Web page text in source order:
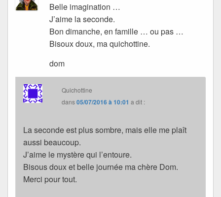
Belle imagination …
J’aime la seconde.
Bon dimanche, en famille … ou pas …
Bisoux doux, ma quichottine.
dom
Quichottine
dans05/07/2016 à 10:01 a dit :
La seconde est plus sombre, mais elle me plaît
aussi beaucoup.
J’aime le mystère qui l’entoure.
Bisous doux et belle journée ma chère Dom.
Merci pour tout.